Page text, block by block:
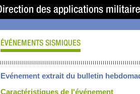
Evénement extrait du bulletin
Caractéristiques de l'événement